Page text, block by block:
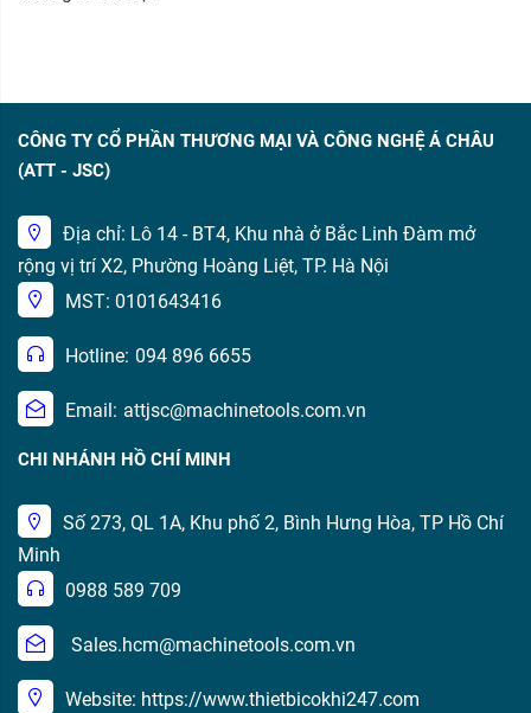
CÔNG TY CỔ PHẦN THƯƠNG MẠI VÀ CÔNG NGHỆ Á CHÂU
(ATT - JSC)
Địa chỉ: Lô 14 - BT4, Khu nhà ở Bắc Linh Đàm mở
rộng vị trí X2, Phường Hoàng Liệt, TP. Hà Nội
MST: 0101643416
Hotline: 094 896 6655
Email: attjsc@machinetools.com.vn
CHI NHÁNH HỒ CHÍ MINH
Số 273, QL 1A, Khu phố 2, Bình Hưng Hòa, TP Hồ Chí
Minh
0988 589 709
Sales.hcm@machinetools.com.vn
Website: https://www.thietbicokhi247.com